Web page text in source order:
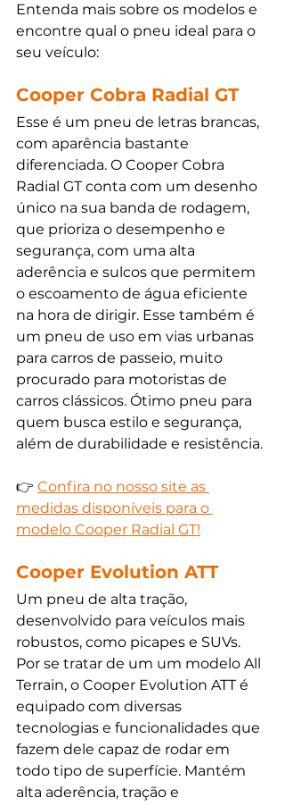
Entenda mais sobre os modelos e
encontre qual o pneu ideal para o
seu veículo:
Cooper Cobra Radial GT
Esse é um pneu de letras brancas,
com aparência bastante
diferenciada. O Cooper Cobra
Radial GT conta com um desenho
único na sua banda de rodagem,
que prioriza o desempenho e
segurança, com uma alta
aderência e sulcos que permitem
o escoamento de água eficiente
na hora de dirigir. Esse também é
um pneu de uso em vias urbanas
para carros de passeio, muito
procurado para motoristas de
carros clássicos. Ótimo pneu para
quem busca estilo e segurança,
além de durabilidade e resistência.
👉 Confira no nosso site as
medidas disponíveis para o
modelo Cooper Radial GT!
Cooper Evolution ATT
Um pneu de alta tração,
desenvolvido para veículos mais
robustos, como picapes e SUVs.
Por se tratar de um um modelo All
Terrain, o Cooper Evolution ATT é
equipado com diversas
tecnologias e funcionalidades que
fazem dele capaz de rodar em
todo tipo de superfície. Mantém
alta aderência, tração e